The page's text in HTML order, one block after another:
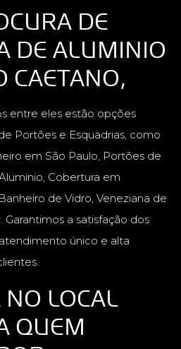
DE
DE ALUMINIO
CAETANO,
entre eles estão opções
Portões e Esquadrias, como
em São Paulo, Portões de
Cobertura em
de Vidro, Veneziana de
a satisfação dos
único e alta
LOCAL
QUEM